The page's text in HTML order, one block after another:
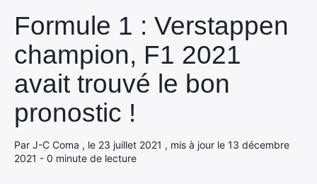
Formule 1 : Verstappen
champion, F1 2021
avait trouvé le bon
pronostic !
Par J-C Coma , le 23 juillet 2021 , mis à jour le 13 décembre
2021 - 0 minute de lecture